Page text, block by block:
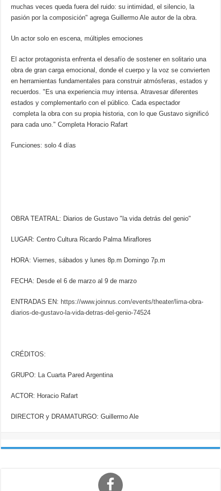
muchas veces queda fuera del ruido: su intimidad, el silencio, la
pasión por la composición" agrega Guillermo Ale autor de la obra.
Un actor solo en escena, múltiples emociones
El actor protagonista enfrenta el desafío de sostener en solitario una
obra de gran carga emocional, donde el cuerpo y la voz se convierten
en herramientas fundamentales para construir atmósferas, estados y
recuerdos. "Es una experiencia muy intensa. Atravesar diferentes
estados y complementarlo con el público. Cada espectador
completa la obra con su propia historia, con lo que Gustavo significó
para cada uno." Completa Horacio Rafart
Funciones: solo 4 días
OBRA TEATRAL: Diarios de Gustavo "la vida detrás del genio"
LUGAR: Centro Cultura Ricardo Palma Miraflores
HORA: Viernes, sábados y lunes 8p.m Domingo 7p.m
FECHA: Desde el 6 de marzo al 9 de marzo
ENTRADAS EN: https://www.joinnus.com/events/theater/lima-obra-
diarios-de-gustavo-la-vida-detras-del-genio-74524
CRÉDITOS:
GRUPO: La Cuarta Pared Argentina
ACTOR: Horacio Rafart
DIRECTOR y DRAMATURGO: Guillermo Ale